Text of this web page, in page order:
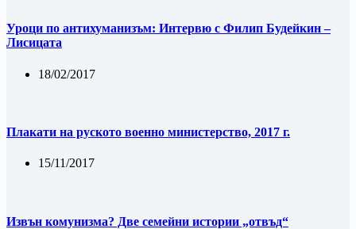
Уроци по антихуманизъм: Интервю с Филип Будейкин –
Лисицата
18/02/2017
Плакати на руското военно министерство, 2017 г.
15/11/2017
Извън комунизма? Две семейни истории „отвъд“